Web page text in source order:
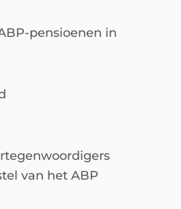
pensioenen in
van het ABP